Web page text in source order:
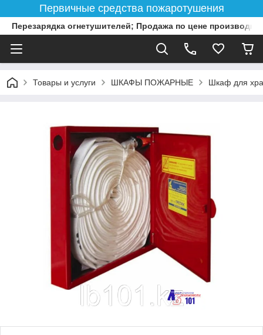
Первичные средства пожаротушения
Перезарядка огнетушителей; Продажа по цене
Товары и услуги ШКАФЫ ПОЖАРНЫЕ Шкаф для